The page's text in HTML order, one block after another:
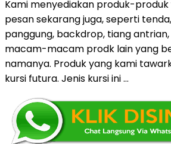
Kami menyediakan produk-produk
pesan sekarang juga, seperti
panggung, backdrop, tiang
macam-macam prodk lain yang
namanya. Produk yang kami
kursi futura. Jenis kursi ini …